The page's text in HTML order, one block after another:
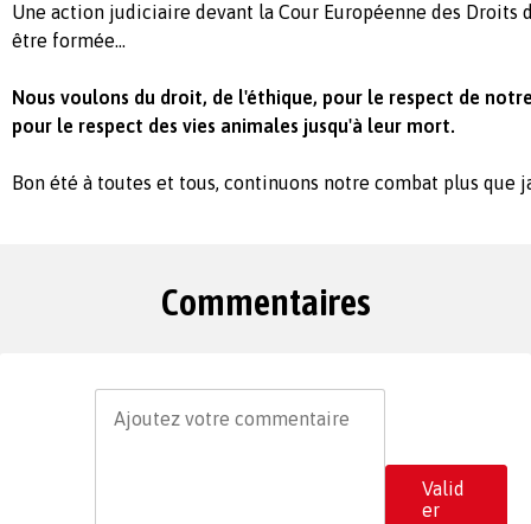
Une action judiciaire devant la Cour Européenne des Droits
être formée...
Nous voulons du droit, de l'éthique, pour le respect de
pour le respect des vies animales jusqu'à leur mort.
Bon été à toutes et tous, continuons notre combat plus que
Commentaires
Valid
er